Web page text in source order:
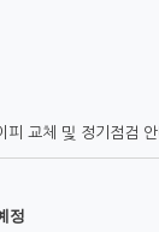
교체 및 정기점검 안
정